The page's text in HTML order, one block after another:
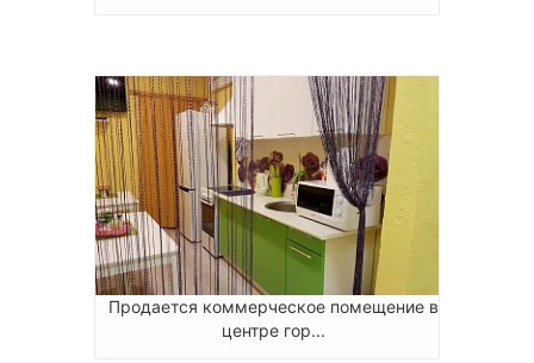
Продается коммерческое помещение в
центре гор...